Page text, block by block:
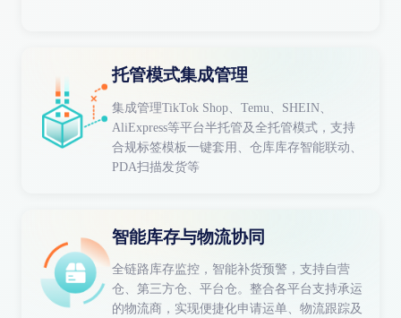
托管模式集成管理
集成管理TikTok Shop、Temu、SHEIN、
AliExpress等平台半托管及全托管模式，支持
合规标签模板一键套用、仓库库存智能联动、
PDA扫描发货等
智能库存与物流协同
全链路库存监控，智能补货预警，支持自营
仓、第三方仓、平台仓。整合各平台支持承运
的物流商，实现便捷化申请运单、物流跟踪及